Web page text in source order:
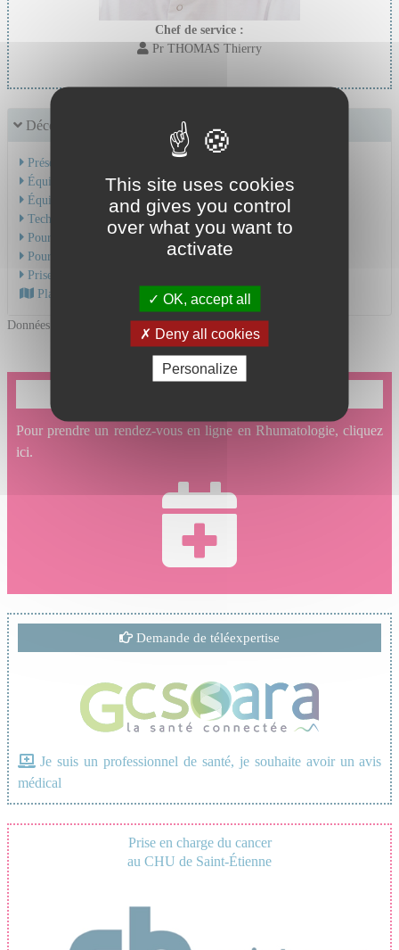
Chef de service :
Pr THOMAS Thierry
Découvrir le service
Présentation de l'activité
Équipe Médicale
Équipe Soignante
Technique et soins
Pour une hospitalisation
Pour une consultation
Prise en charge du cancer
Plan d'accès au CHU
Données mises à jour le 24/06/2026
Pour prendre un rendez-vous en ligne en Rhumatologie, cliquez
ici.
Demande de téléexpertise
Je suis un professionnel de santé, je souhaite avoir un avis
médical
Prise en charge du cancer
au CHU de Saint-Étienne
This site uses cookies
and gives you control
over what you want to
activate
OK, accept all
Deny all cookies
Personalize